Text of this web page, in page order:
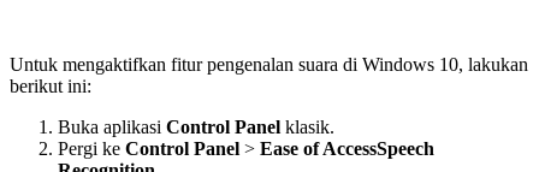
Untuk mengaktifkan fitur pengenalan suara di Windows 10, lakukan
berikut ini:
Buka aplikasi Control Panel klasik.
Pergi ke Control Panel > Ease of AccessSpeech